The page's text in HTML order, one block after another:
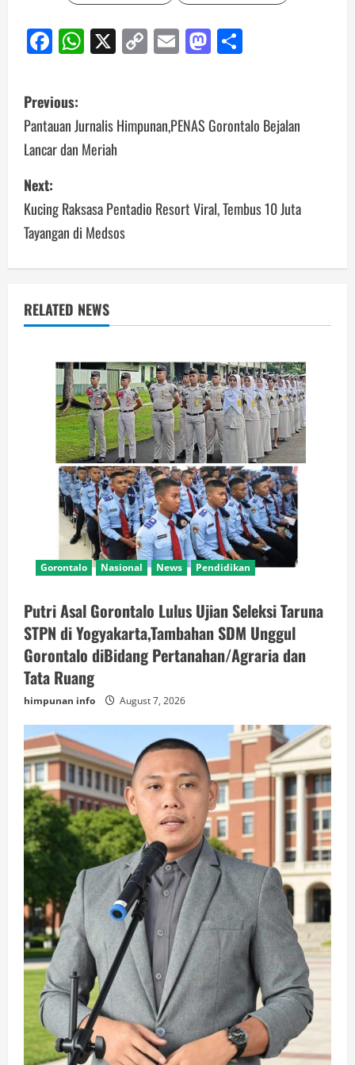
Facebook
WhatsApp
X CopyEmailMastodon
Post
navigation
Previous:
Pantauan Jurnalis Himpunan,PENAS Gorontalo Bejalan
Lancar dan Meriah
Next:
Kucing Raksasa Pentadio Resort Viral, Tembus 10 Juta
Tayangan di Medsos
RELATED NEWS
Gorontalo Nasional News Pendidikan
Putri Asal Gorontalo Lulus Ujian Seleksi Taruna
STPN di Yogyakarta,Tambahan SDM Unggul
Gorontalo diBidang Pertanahan/Agraria dan
Tata Ruang
himpunan info August 7, 2026